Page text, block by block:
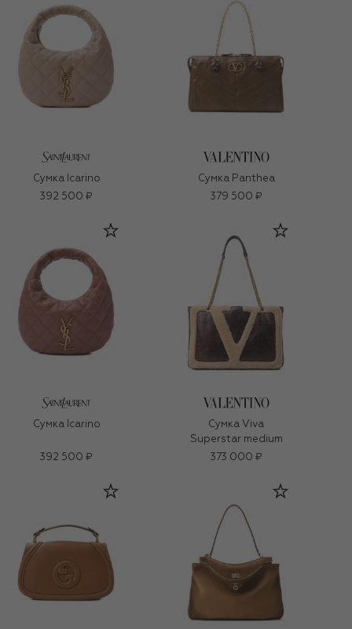
Сумка Icarino
392 500 ₽
Сумка Panthea
379 500 ₽
Сумка Icarino
392 500 ₽
Сумка Viva
Superstar medium
373 000 ₽